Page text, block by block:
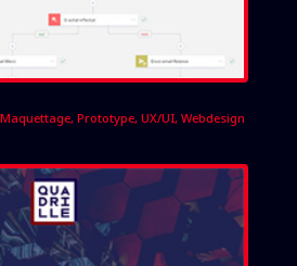
Maquettage, Prototype, UX/UI, Webdesign